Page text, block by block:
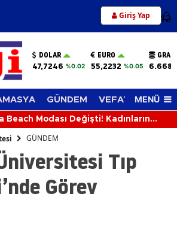
Giriş Yap 12
DOLAR
47,7246 %0.02
EURO
55,2232 %0.05
GÜNDEM VEFAT EDENLER
MENÜ
Beach Modası Değişti! Kadınların
GÜNDEM
Tıp
Görev